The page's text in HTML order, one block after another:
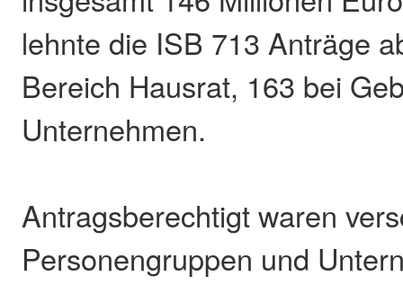
lehnte die ISB 713 Anträge
Bereich Hausrat, 163 bei
Unternehmen.
Antragsberechtigt waren
Personengruppen und